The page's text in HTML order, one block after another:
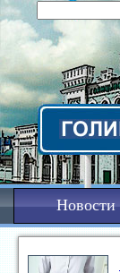
Новости